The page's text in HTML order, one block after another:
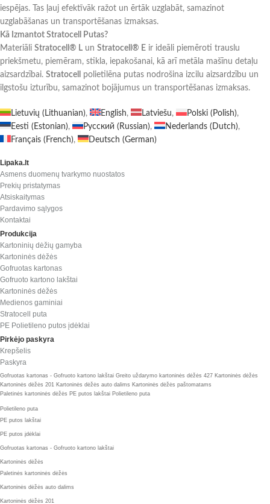
iespējas. Tas ļauj efektīvāk ražot un ērtāk uzglabāt, samazinot
uzglabāšanas un transportēšanas izmaksas.
Kā Izmantot Stratocell Putas?
Materiāli Stratocell® L un Stratocell® E ir ideāli piemēroti trauslu
priekšmetu, piemēram, stikla, iepakošanai, kā arī metāla mašīnu detaļu
aizsardzībai. Stratocell
polietilēna putas nodrošina izcilu aizsardzību un
ilgstošu izturību, samazinot bojājumus un transportēšanas izmaksas.
Lietuvių ( Lithuanian) English Latviešu Polski ( Polish)
Eesti ( Estonian) Русский ( Russian) Nederlands ( Dutch)
Français ( French) Deutsch (German)
Lipaka.lt
Asmens duomenų tvarkymo nuostatos
Prekių pristatymas
Atsiskaitymas
Pardavimo sąlygos
Kontaktai
Produkcija
Kartoninių dėžių gamyba
Kartoninės dėžės
Gofruotas kartonas
Gofruoto kartono lakštai
Kartoninės dėžės
Medienos gaminiai
Stratocell puta
PE Polietileno putos įdėklai
Pirkėjo paskyra
Krepšelis
Paskyra
Gofruotas kartonas - Gofruoto kartono lakštai Greito uždarymo kartoninės dėžės 427 Kartoninės dėžės
Kartoninės dėžės 201 Kartoninės dėžės auto dalims Kartoninės dėžės paštomatams
Paletinės kartoninės dėžės PE putos lakštai Polietileno puta
Polietileno puta
PE putos lakštai
PE putos įdėklai
Gofruotas kartonas - Gofruoto kartono lakštai
Kartoninės dėžės
Paletinės kartoninės dėžės
Kartoninės dėžės auto dalims
Kartoninės dėžės 201